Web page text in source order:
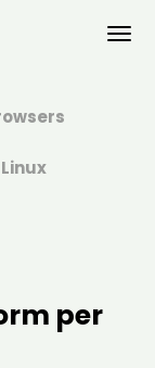
Linux
per